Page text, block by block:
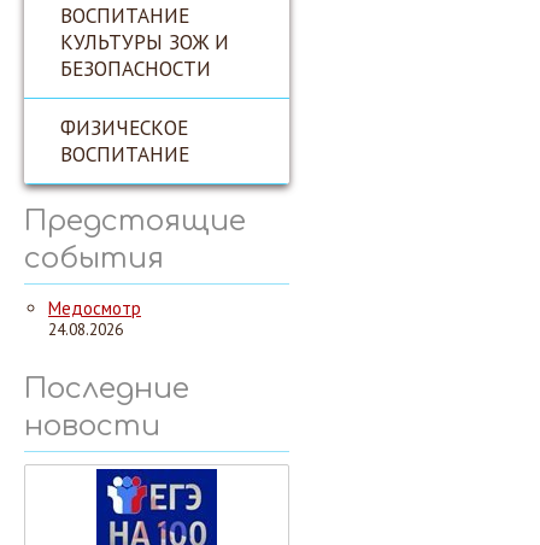
ВОСПИТАНИЕ
КУЛЬТУРЫ ЗОЖ И
БЕЗОПАСНОСТИ
ФИЗИЧЕСКОЕ
ВОСПИТАНИЕ
Предстоящие
события
Медосмотр
24.08.2026
Последние
новости